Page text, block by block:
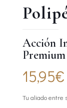
Acción
Premium
15,95€
Tu aliado entre